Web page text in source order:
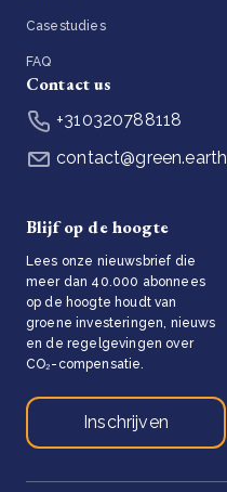
Casestudies
FAQ
Contact us
+310320788118
contact@green.earth
Blijf op de hoogte
Lees onze nieuwsbrief die
meer dan 40.000 abonnees
op de hoogte houdt van
groene investeringen, nieuws
en de regelgevingen over
CO₂-compensatie.
Inschrijven